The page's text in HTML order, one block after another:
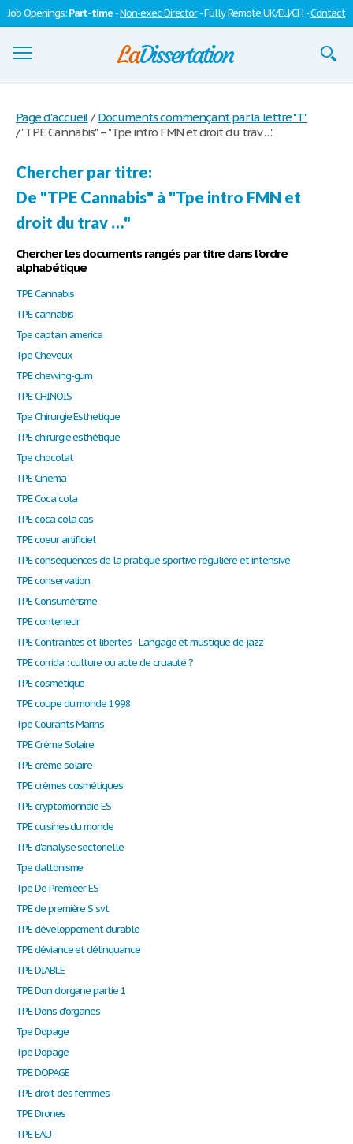
Job Openings:Part-time -Non-exec Director- Fully Remote UK/EU/CH -Contact
S'inscrire
Se connecter
Contactez-nous
Page d'accueil / Documents commençant par la lettre "T"
/"TPE Cannabis" – "Tpe intro FMN et droit du trav …"
Chercher par titre:
De "TPE Cannabis" à "Tpe intro FMN et
droit du trav …"
Chercher les documents rangés par titre dans l'ordre
alphabétique
TPE Cannabis
TPE cannabis
Tpe captain america
Tpe Cheveux
TPE chewing-gum
TPE CHINOIS
Tpe Chirurgie Esthetique
TPE chirurgie esthétique
Tpe chocolat
TPE Cinema
TPE Coca cola
TPE coca cola cas
TPE coeur artificiel
TPE conséquences de la pratique sportive régulière et intensive
TPE conservation
TPE Consumérisme
TPE conteneur
TPE Contraintes et libertes - Langage et mustique de jazz
TPE corrida : culture ou acte de cruauté ?
TPE cosmétique
TPE coupe du monde 1998
Tpe Courants Marins
TPE Crème Solaire
TPE crème solaire
TPE crèmes cosmétiques
TPE cryptomonnaie ES
TPE cuisines du monde
TPE d'analyse sectorielle
Tpe daltonisme
Tpe De Premièer ES
TPE de première S svt
TPE développement durable
TPE déviance et délinquance
TPE DIABLE
TPE Don d'organe partie 1
TPE Dons d'organes
Tpe Dopage
Tpe Dopage
TPE DOPAGE
TPE droit des femmes
TPE Drones
TPE EAU